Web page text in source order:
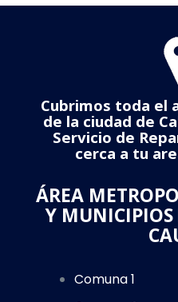
Cubrimos toda el
de la ciudad de
Servicio de
cerca a tu
ÁREA
Y MUNICIPIOS
Comuna 1